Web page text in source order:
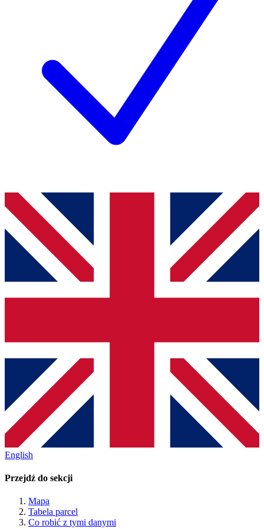
English
Przejdź do sekcji
Mapa
Tabela parcel
Co robić z tymi danymi